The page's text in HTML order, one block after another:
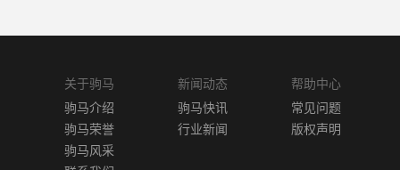
关于驹马
驹马介绍
驹马荣誉
驹马风采
新闻动态
驹马快讯
行业新闻
帮助中心
常见问题
版权声明